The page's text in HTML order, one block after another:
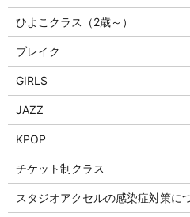
ひよこクラス（2歳～）
ブレイク
GIRLS
JAZZ
KPOP
チケット制クラス
スタジオアクセルの感染症対策に